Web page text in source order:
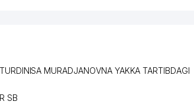
MURADJANOVNA YAKKA TARTIBDAGI
SB